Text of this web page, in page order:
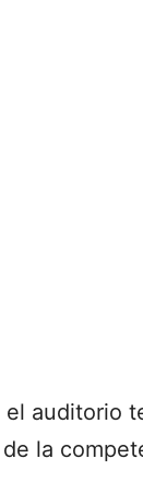
auditorio
la